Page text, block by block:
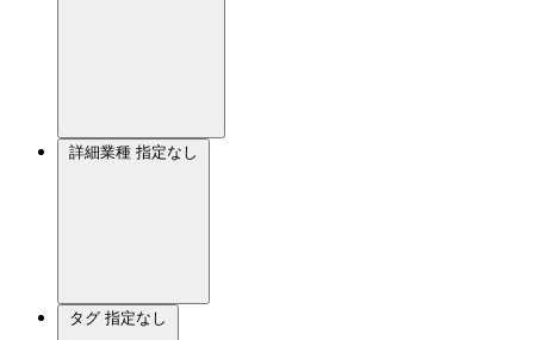
詳細業種 指定なし
タグ 指定なし